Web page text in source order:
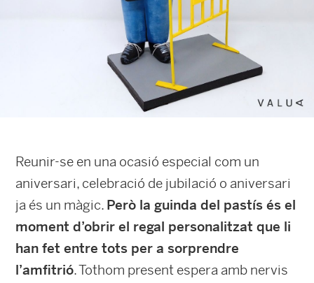
Reunir-se en una ocasió especial com un
aniversari, celebració de jubilació o aniversari
ja és un màgic. Però la guinda del pastís és el
moment d’obrir el regal personalitzat que li
han fet entre tots per a sorprendre
l’amfitrió. Tothom present espera amb nervis